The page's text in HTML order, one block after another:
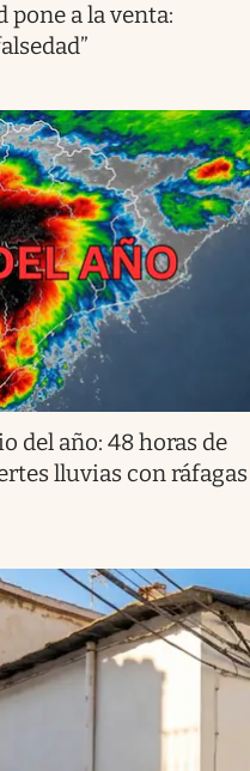
pone a la venta:
del año: 48 horas de
lluvias con ráfagas